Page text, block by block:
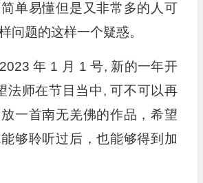
单易懂但是又非常多的人可
问题的这样一个疑惑。
年 1 月 1 号, 新的一年开
法师在节目当中, 可不可以再
一首南无羌佛的作品，希望
够聆听过后，也能够得到加